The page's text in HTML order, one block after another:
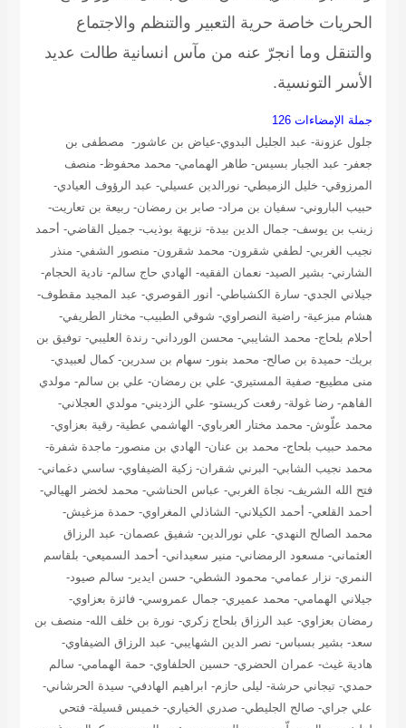
الحريات خاصة حرية التعبير والتنظم والاجتماع
والتنقل وما انجرّ عنه من مآس انسانية طالت عديد
الأسر التونسية.
جملة الإمضاءات 126
جلول عزونة- عبد الجليل البدوي-عياض بن عاشور- مصطفى بن
جعفر- عبد الجبار بسيس- طاهر الهمامي- محمد محفوظ- منصف
المرزوقي- خليل الزميطي- نورالدين عسيلي- عبد الرؤوف العيادي-
حبيب الباروني- سفيان بن مراد- صابر بن رمضان- ربيعة بن تعاريت-
زينب بن يوسف- جمال الدين بيدة- نزيهة بوذيب- جميل القاضي- أحمد
نجيب الغربي- لطفي شقرون- محمد شقرون- منصور الشفي- منذر
الشارني- بشير الصيد- نعمان الفقيه- الهادي حاج سالم- نادية الحجام-
جيلاني الجدي- سارة الكشباطي- أنور القوصري- عبد المجيد مقطوف-
هشام مبزعية- راضية النصراوي- شوقي الطبيب- مختار الطريفي-
أحلام بلحاج- محمد الشايبي- محسن الورداني- رندة العليبي- توفيق بن
بريك- حميدة بن صالح- محمد بنور- سهام بن سدرين- كمال لعبيدي-
منى مطيبع- صفية المستيري- علي بن رمضان- علي بن سالم- مولدي
الفاهم- رضا غولة- رفعت كريستو- علي الزديني- مولدي العجلاني-
محمد علّوش- محمد مختار العرباوي- الهاشمي عطية- رقية بعزاوي-
محمد حبيب بلحاج- محمد بن عنان- الهادي بن منصور- ماجدة شفرة-
محمد نجيب الشابي- البرني شقران- زكية الضيفاوي- ساسي دغماني-
فتح الله الشريف- نجاة الغربي- عباس الحناشي- محمد لخضر الهيالي-
أحمد القلعي- أحمد الكيلاني- الشاذلي المغراوي- حمدة مزغيش-
محمد الصالح النهدي- علي نورالدين- شفيق عصمان- عبد الرزاق
العثماني- مسعود الرمضاني- منير سعيداني- أحمد السميعي- بلقاسم
النمري- نزار عمامي- محمود الشطي- حسن ايدير- سالم صيود-
جيلاني الهمامي- محمد عميري- جمال عمروسي- فائزة بعزاوي-
رمضان بعزاوي- عبد الرزاق بلحاج زكري- نورة بن خلف الله- منصف بن
سعد- بشير بسباس- نصر الدين الشهايبي- عبد الرزاق الضيفاوي-
هادية غيث- عمران الحضري- حسين الحلفاوي- حمة الهمامي- سالم
حمدي- تيجاني حرشة- ليلى حازم- ابراهيم الهادفي- سيدة الحرشاني-
علي جراي- صالح الجليطي- صدري الخياري- خميس قسيلة- فتحي